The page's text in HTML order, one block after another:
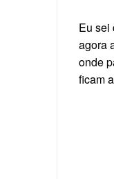
Eu sei
agora
onde
ficam